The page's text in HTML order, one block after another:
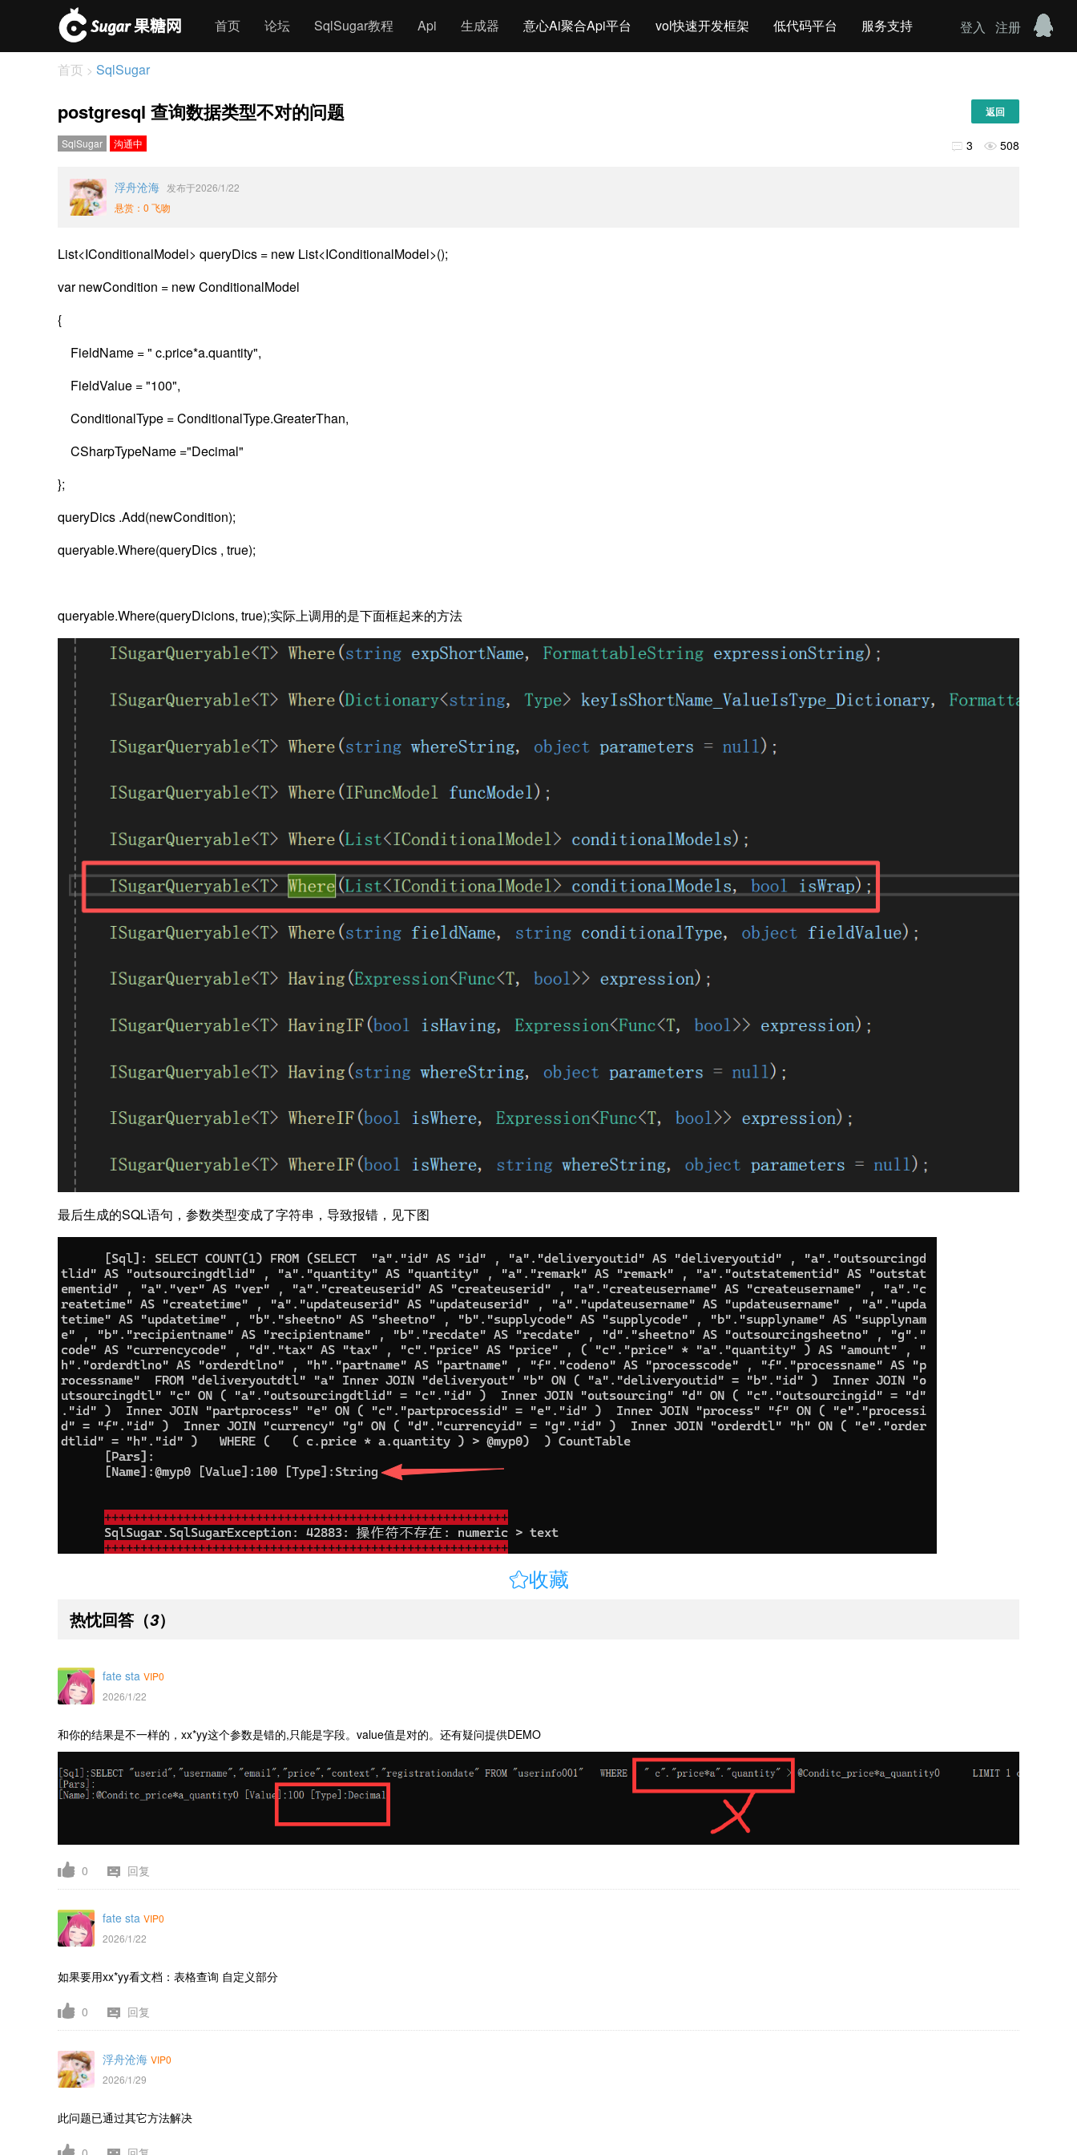
首页 论坛 SqlSugar教程 Api 生成器 意心Ai聚合Api平台 vol快速开发框架 低代码平台 服务支持 登入 注册
首页 > SqlSugar
postgresql 查询数据类型不对的问题 返回
SqlSugar 沟通中  3  508
浮舟沧海 发布于2026/1/22
悬赏：0 飞吻
List<IConditionalModel> queryDics = new List<IConditionalModel>();
var newCondition = new ConditionalModel
{
FieldName = " c.price*a.quantity",
FieldValue = "100",
ConditionalType = ConditionalType.GreaterThan,
CSharpTypeName ="Decimal"
};
queryDics .Add(newCondition);
queryable.Where(queryDics , true);
queryable.Where(queryDicions, true);实际上调用的是下面框起来的方法
最后生成的SQL语句，参数类型变成了字符串，导致报错，见下图
收藏
热忱回答 （3）
fate sta VIP0
2026/1/22
和你的结果是不一样的，xx*yy这个参数是错的,只能是字段。value值是对的。还有疑问提供DEMO
0 回复
fate sta VIP0
2026/1/22
如果要用xx*yy看文档：表格查询 自定义部分
0 回复
浮舟沧海 VIP0
2026/1/29
此问题已通过其它方法解决